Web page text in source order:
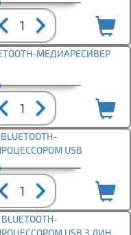
МЕДИАРЕСИВЕР
USB